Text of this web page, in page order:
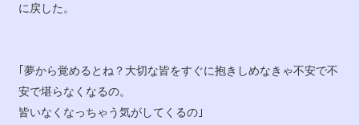
に戻した。
｢夢から覚めるとね？大切な皆をすぐに抱きしめなきゃ不安で不
安で堪らなくなるの。
皆いなくなっちゃう気がしてくるの｣